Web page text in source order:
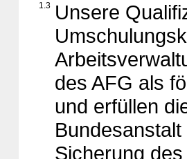
1.3 Unsere
des AFG als
und erfüllen
Sicherung